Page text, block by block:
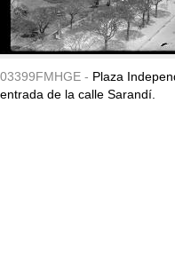
03399FMHGE - Plaza
entrada de la calle Sarandí.